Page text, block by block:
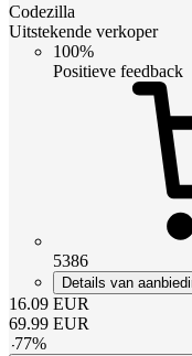
Codezilla
Uitstekende verkoper
100%
Positieve feedback
5386
Details van
16.09 EUR
69.99 EUR
-77%